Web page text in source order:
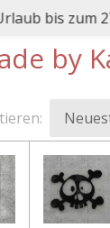
by
bis zum